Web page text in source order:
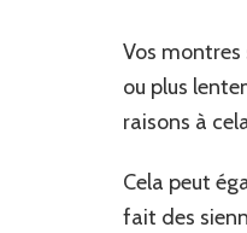
Vos
ou plus
raisons à
Cela peut
fait des